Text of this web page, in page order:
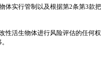
行管制以及根据第2条第3款
生物体进行风险评估的任何